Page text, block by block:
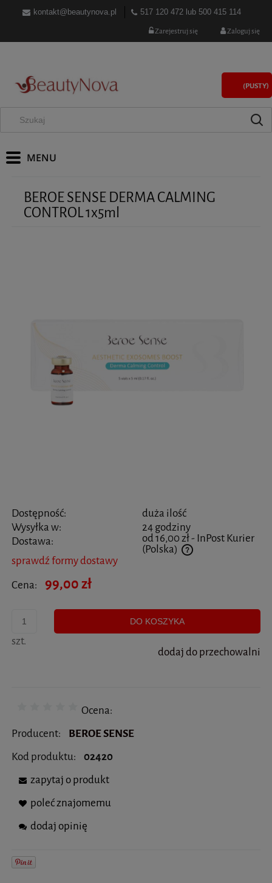
kontakt@beautynova.pl 517 120 472 lub 500 415 114
Zarejestruj się Zaloguj się
(PUSTY)
BEROE SENSE DERMA CALMING
CONTROL 1x5ml
Dostępność:
duża ilość
Wysyłka w:
24 godziny
Dostawa:
od 16,00 zł- InPost Kurier
(Polska)
Cena nie zawiera ewentualnych kosztów płatności
sprawdź formy dostawy
Cena:
99,00 zł
szt.
DO KOSZYKA
dodaj do przechowalni
Ocena:
Producent:
BEROE SENSE
Kod produktu:
02420
zapytaj o produkt
poleć znajomemu
dodaj opinię